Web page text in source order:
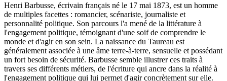
Henri Barbusse, écrivain français né le 17 mai 1873, est un homme
de multiples facettes : romancier, scénariste, journaliste et
personnalité politique. Son parcours l'a mené de la littérature à
l'engagement politique, témoignant d'une soif de comprendre le
monde et d'agir en son sein. La naissance du Taureau est
généralement associée à une âme terre-à-terre, sensuelle et possédant
un fort besoin de sécurité. Barbusse semble illustrer ces traits à
travers ses différents métiers, de l'écriture qui ancre dans la réalité à
l'engagement politique qui lui permet d'agir concrètement sur elle.